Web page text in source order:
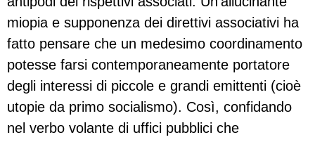
miopia e supponenza dei direttivi associativi ha
fatto pensare che un medesimo coordinamento
potesse farsi contemporaneamente portatore
degli interessi di piccole e grandi emittenti (cioè
utopie da primo socialismo). Così, confidando
nel verbo volante di uffici pubblici che